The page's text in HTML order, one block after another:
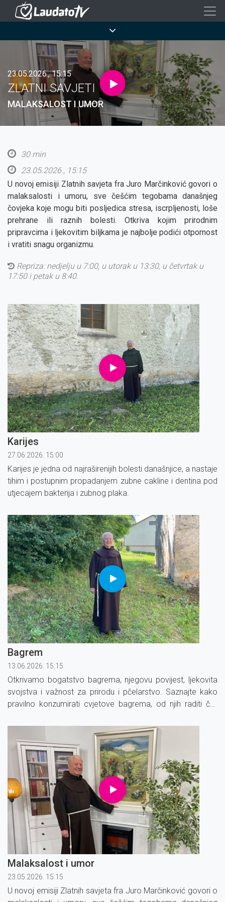
Skoči
sadržaj
23.05.2026., 15:15
ZLATNI SAVJETI
MALAKSALOST I UMOR
30 min
23.05.2026., 15:15
U novoj emisiji Zlatnih savjeta fra Juro Marčinković govori o
malaksalosti i umoru, sve češćim tegobama današnjeg
čovjeka koje mogu biti posljedica stresa, iscrpljenosti, loše
prehrane ili raznih bolesti. Otkriva kojim prirodnim
pripravcima i ljekovitim biljkama je najbolje podići otpornost
i vratiti snagu organizmu.
Repriza: nedjelju u 7:00, u utorak u 13:30, u četvrtak u
17:50 i petak u 8:40.
Karijes
27.06.2026. 15:00
Karijes je jedna od najraširenijih bolesti današnjice, a nastaje
tihim i postupnim propadanjem zubne cakline i dentina pod
utjecajem bakterija i zubnog plaka.
Bagrem
13.06.2026. 15:15
Otkrivamo bogatstvo bagrema, njegovu povijest, ljekovita
svojstva i važnost za prirodu i pčelarstvo. Saznajte kako
pravilno konzumirati cvjetove bagrema, od njih raditi čaj,
koristan za naše zdravlje.
Malaksalost i umor
23.05.2026. 15:15
U novoj emisiji Zlatnih savjeta fra Juro Marčinković govori o